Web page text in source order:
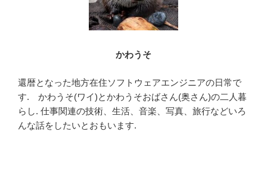
かわうそ
還暦となった地方在住ソフトウェアエンジニアの日常で
す. かわうそ(ワイ)とかわうそおばさん(奥さん)の二人暮
らし. 仕事関連の技術、生活、音楽、写真、旅行などいろ
んな話をしたいとおもいます.